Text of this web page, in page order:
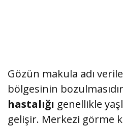
Gözün makula adı
bölgesinin
hastalığı genellikle
gelişir. Merkezi görme